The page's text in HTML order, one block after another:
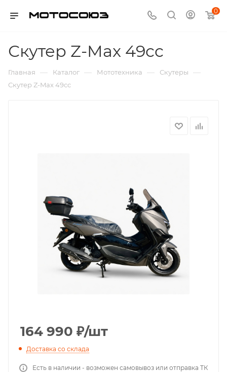
0
Скутер Z-Max 49cc
Главная — Каталог — Мототехника — Скутеры —
Скутер Z-Max 49cc
164 990 ₽/шт
Доставка со склада
Есть в наличии - возможен самовывоз или отправка ТК